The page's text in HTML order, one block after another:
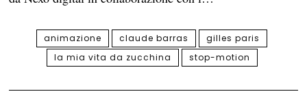
animazione claude barras
gilles paris
la mia vita da zucchina
stop-motion